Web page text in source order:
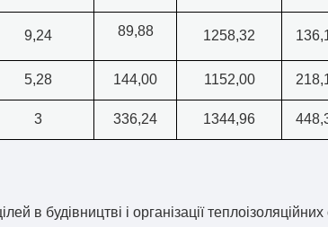
9,24 89,88 1258,32
5,28 144,00 1152,00
3 336,24 1344,96
в будівництві і організації